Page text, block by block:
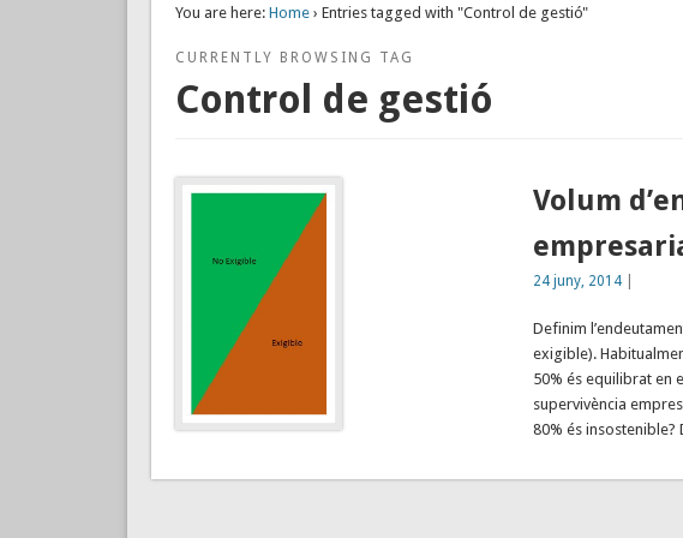
You are here: Home› Entries tagged with "Control de gestió"
CURRENTLY BROWSING TAG
Control de gestió
Volum
24 juny, 2014|
Definim
exigible).
50% és equilibrat en
supervivència
80% és insostenible?